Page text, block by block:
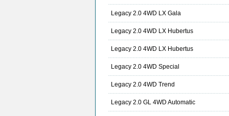
Legacy 2.0 4WD LX Gala
Legacy 2.0 4WD LX Hubertus
Legacy 2.0 4WD LX Hubertus
Legacy 2.0 4WD Special
Legacy 2.0 4WD Trend
Legacy 2.0 GL 4WD Automatic